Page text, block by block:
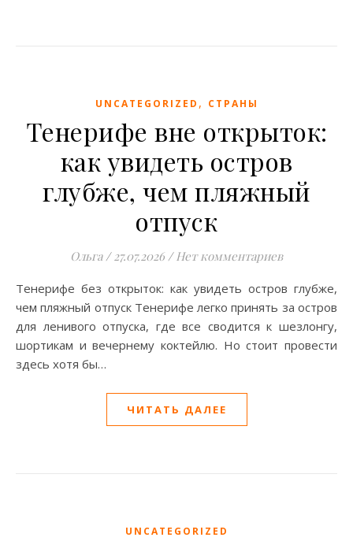
UNCATEGORIZED , СТРАНЫ
Тенерифе вне открыток:
как увидеть остров
глубже, чем пляжный
отпуск
Ольга / 27.07.2026 / Нет комментариев
Тенерифе без открыток: как увидеть остров глубже,
чем пляжный отпуск Тенерифе легко принять за остров
для ленивого отпуска, где все сводится к шезлонгу,
шортикам и вечернему коктейлю. Но стоит провести
здесь хотя бы…
ЧИТАТЬ ДАЛЕЕ
UNCATEGORIZED